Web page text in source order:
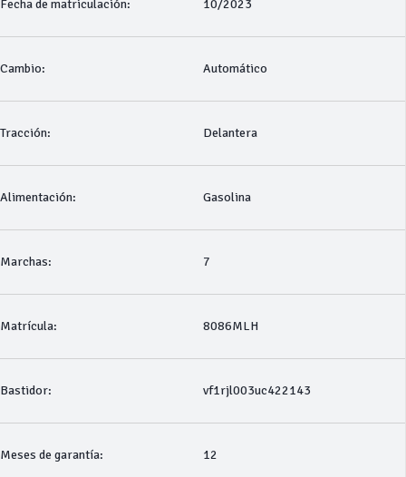
Fecha de matriculación: 10/2023
Cambio: Automático
Tracción: Delantera
Alimentación: Gasolina
Marchas: 7
Matrícula: 8086MLH
Bastidor: vf1rjl003uc422143
Meses de garantía: 12